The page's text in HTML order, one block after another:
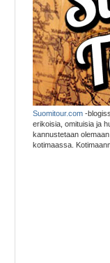
Suomitour.com -
erikoisia, omituisia ja
kannustetaan
kotimaassa.